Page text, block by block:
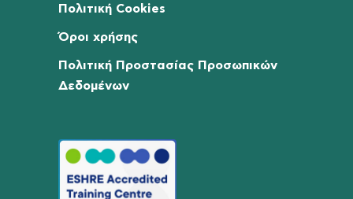
Πολιτική Cookies
Όροι χρήσης
Πολιτική Προστασίας Προσωπικών
Δεδομένων